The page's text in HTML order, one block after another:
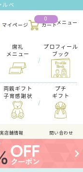
ルベ
マイページ
0
カート
席礼
メニュー
/
プロフィール
ブック
両親ギフト
子育感謝状
/
プチ
ギフト
実店舗情報 問い合わせ